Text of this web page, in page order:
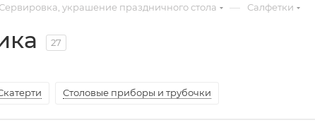
Сервировка, украшение праздничного стола — Салфетки
27
Столовые приборы и трубочки